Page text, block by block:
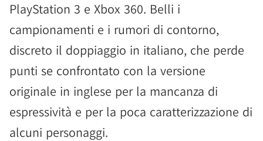
PlayStation 3 e Xbox 360. Belli i
campionamenti e i rumori di contorno,
discreto il doppiaggio in italiano, che perde
punti se confrontato con la versione
originale in inglese per la mancanza di
espressività e per la poca caratterizzazione di
alcuni personaggi.